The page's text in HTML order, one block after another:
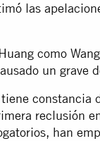
las
como
un grave
constancia
reclusión
han